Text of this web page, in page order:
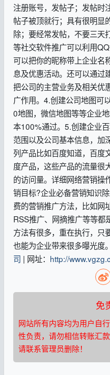
注册账号，发帖子；发帖时
帖子被顶就行；具有很明显
除；要经常发帖，不要三天
等社交软件推广可以利用
可以把你的昵称带上企业名
息及优惠活动。还可以通过
把公司的主营业务及相关优
广作用。4.创建公司地图可
0地图，微信地图等等企业
本100%通过。5.创建企业
范围以及公司基本信息，加
列产品比如百度知道，百度
度产品，这些产品的流量很
的访问量。详细网络营销操
销目标?企业必备营销知识
费的营销推广方法，比如网
RSS推广、网摘推广等等都
方法有很多，重在执行，只
也能为企业带来很多曝光度
司 | 网址： http://
免
网站所有内容均为用户自
性负责，请勿相信转账汇
请联系管理员删除！